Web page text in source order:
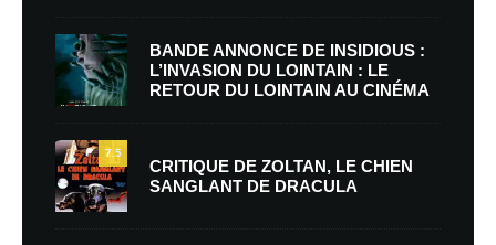
BANDE ANNONCE DE INSIDIOUS :
L’INVASION DU LOINTAIN : LE
RETOUR DU LOINTAIN AU CINÉMA
7.5
CRITIQUE DE ZOLTAN, LE CHIEN
SANGLANT DE DRACULA